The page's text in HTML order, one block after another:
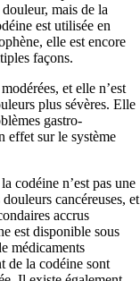
mais de la
est utilisée en
elle est encore
façons.
et elle n’est
plus sévères. Elle
gastro-
effet sur le système
codéine n’est pas une
cancéreuses, et
accrus
est disponible sous
médicaments
de la codéine sont